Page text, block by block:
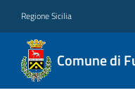
Regione Sicilia
Comune di